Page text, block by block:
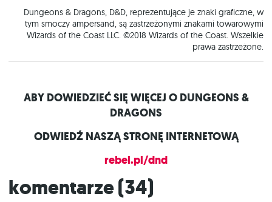
Dungeons & Dragons, D&D, reprezentujące je znaki graficzne, w
tym smoczy ampersand, są zastrzeżonymi znakami towarowymi
Wizards of the Coast LLC. ©2018 Wizards of the Coast. Wszelkie
prawa zastrzeżone.
ABY DOWIEDZIEĆ SIĘ WIĘCEJ O DUNGEONS &
DRAGONS
ODWIEDŹ NASZĄ STRONĘ INTERNETOWĄ
rebel.pl/dnd
Komentarze (34)